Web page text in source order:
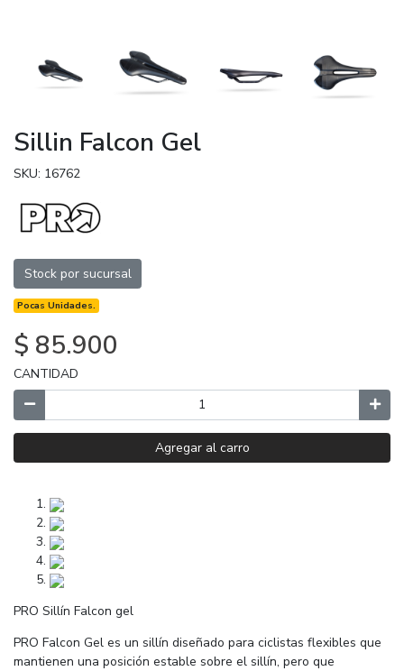
Sillin Falcon Gel
SKU: 16762
Stock por sucursal
Pocas Unidades.
$ 85.900
CANTIDAD
Agregar al carro
PRO Sillín Falcon gel
PRO Falcon Gel es un sillín diseñado para ciclistas flexibles que
mantienen una posición estable sobre el sillín, pero que